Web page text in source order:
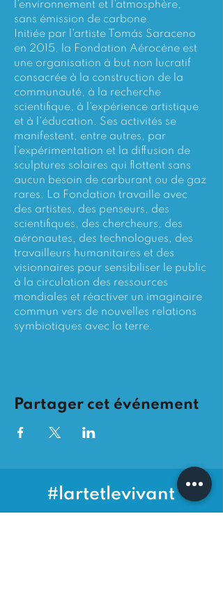
l'environnement et l'atmosphère,
sans émission de carbone.
Initiée par l'artiste Tomás Saraceno
en 2015, la Fondation Aérocène est
une organisation à but non lucratif
consacrée à la construction de la
communauté, à la recherche
scientifique, à l'expérience artistique
et à l'éducation. Ses activités se
manifestent, entre autres, par
l'expérimentation et la diffusion de
sculptures solaires qui flottent sans
aucun besoin de carburant ou de gaz
rares. La Fondation travaille avec
des artistes, des penseurs, des
scientifiques, des chercheurs, des
aéronautes, des technologues, des
travailleurs humanitaires et des
visionnaires pour sensibiliser le public
à la circulation des ressources
mondiales et réactiver un imaginaire
commun vers de nouvelles relations
symbiotiques avec la terre.
Partager cet événement
#lartetlevivant